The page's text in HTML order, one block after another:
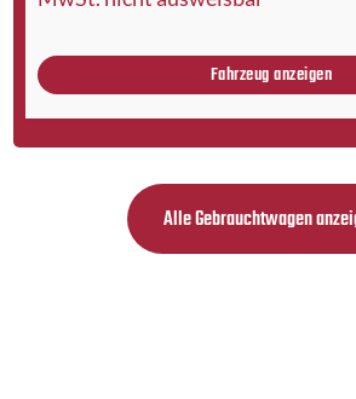
Fahrzeug anzeigen
Alle Gebrauchtwagen